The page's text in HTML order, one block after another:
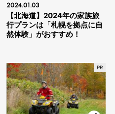
2024.01.03
【北海道】2024年の家族旅
行プランは「札幌を拠点に自
然体験」がおすすめ！